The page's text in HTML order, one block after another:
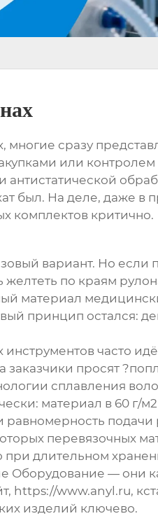
, многие сразу
или
был. На деле, даже в
комплектов критично.
вариант. Но если
по краям
материал
принцип остался:
часто
просят
сплавления
материал в 60 г/
равномерность подачи
перевязочных
при длительном
Оборудование — они
https://www.anyl.ru,
изделий ключево.